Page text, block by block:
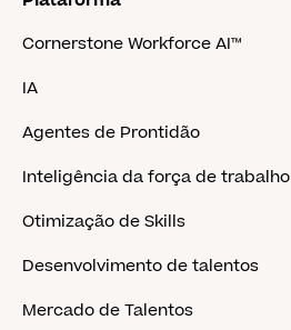
Cornerstone Workforce AI™
IA
Agentes de Prontidão
Inteligência da força de trabalho
Otimização de Skills
Desenvolvimento de talentos
Mercado de Talentos